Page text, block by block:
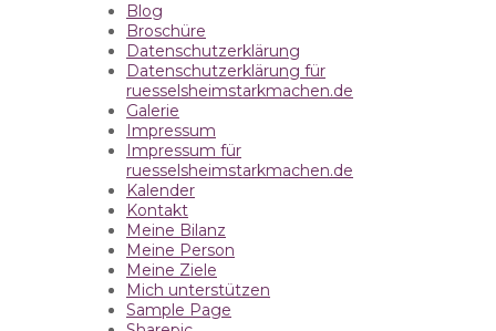
Blog
Broschüre
Datenschutzerklärung
Datenschutzerklärung für
ruesselsheimstarkmachen.de
Galerie
Impressum
Impressum für
ruesselsheimstarkmachen.de
Kalender
Kontakt
Meine Bilanz
Meine Person
Meine Ziele
Mich unterstützen
Sample Page